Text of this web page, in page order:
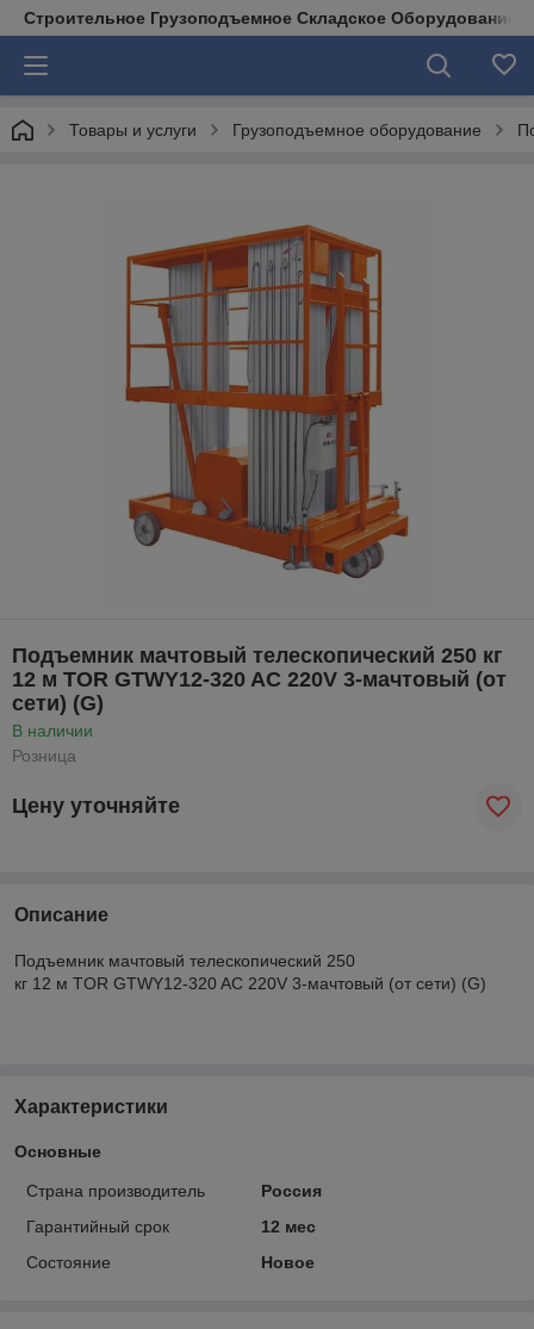
Строительное Грузоподъемное Складское Оборудование
Товары и услуги Грузоподъемное оборудование
Подъемник мачтовый телескопический 250 кг
12 м TOR GTWY12-320 AC 220V 3-мачтовый (от
сети) (G)
В наличии
Розница
Цену уточняйте
Описание
Подъемник мачтовый телескопический 250
кг 12 м TOR GTWY12-320 AC 220V 3-мачтовый (от сети) (G)
Характеристики
Основные
Страна производитель
Россия
Гарантийный срок
12 мес
Состояние
Новое